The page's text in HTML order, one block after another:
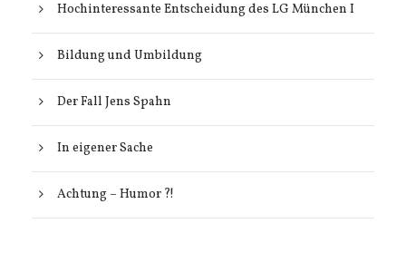
Hochinteressante Entscheidung des LG München I
Bildung und Umbildung
Der Fall Jens Spahn
In eigener Sache
Achtung – Humor ?!